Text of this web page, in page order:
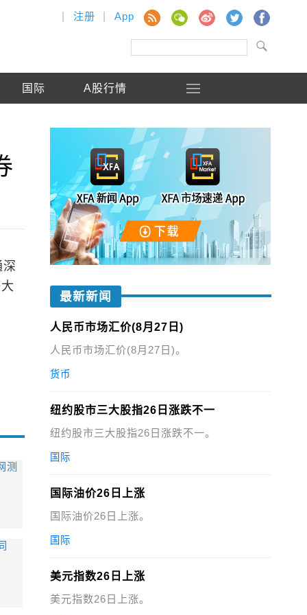
注册 App
国际 A股行情
测
最新新闻
人民币市场汇价(8月27日)
人民币市场汇价(8月27日)。
货币
纽约股市三大股指26日涨跌不一
纽约股市三大股指26日涨跌不一。
国际
国际油价26日上涨
国际油价26日上涨。
国际
美元指数26日上涨
美元指数26日上涨。